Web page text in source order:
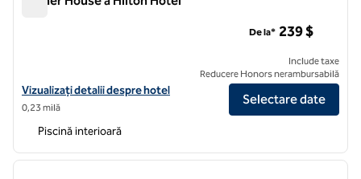
Vizualizați detaliile hotelului pentru Palmer House a Hilton Hotel
Vizualizați detalii despre hotel
0,23 milă
De la* 239 $
Include taxe
Reducere Honors nerambursabilă
Selectare date
Piscină interioară
1 din 12